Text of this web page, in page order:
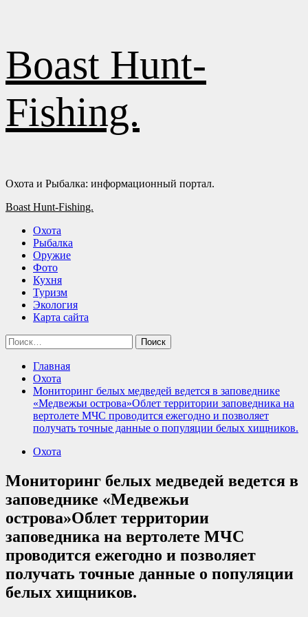
содержимому
Boast Hunt-
Fishing.
Охота и Рыбалка: информационный портал.
Основное
Boast Hunt-Fishing.
Охота
Рыбалка
Оружие
Фото
Кухня
Туризм
Экология
Карта сайта
Найти:
Главная
Охота
Мониторинг белых медведей ведется в заповеднике
«Медвежьи острова»Облет территории заповедника на
вертолете МЧС проводится ежегодно и позволяет
получать точные данные о популяции белых хищников.
Охота
Мониторинг белых медведей ведется в
заповеднике «Медвежьи
острова»Облет территории
заповедника на вертолете МЧС
проводится ежегодно и позволяет
получать точные данные о популяции
белых хищников.